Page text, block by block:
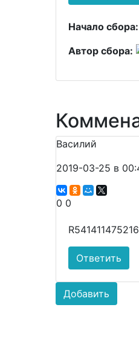
Начало сбора:
Автор сбора:
Василий
2019-03-25 в
0 0
Ответить
Добавить